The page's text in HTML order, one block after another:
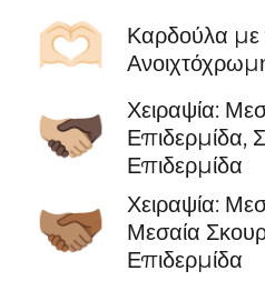
🫶🏻
Καρδούλα με
🫱🏼‍🫲🏿
Χειραψία:
Επιδερμίδα,
Επιδερμίδα
🫱🏽‍🫲🏾
Χειραψία:
Μεσαία
Επιδερμίδα